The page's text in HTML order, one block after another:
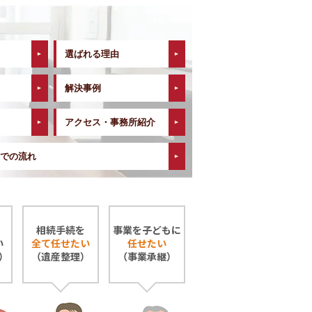
選ばれる理由
解決事例
アクセス・事務所紹介
の流れ
相続手続を
全て任せたい
（遺産整理）
事業を子どもに
任せたい
（事業承継）